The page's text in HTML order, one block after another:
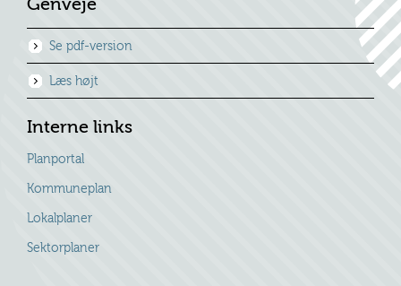
Se pdf-version
Læs højt
Interne links
Planportal
Kommuneplan
Lokalplaner
Sektorplaner